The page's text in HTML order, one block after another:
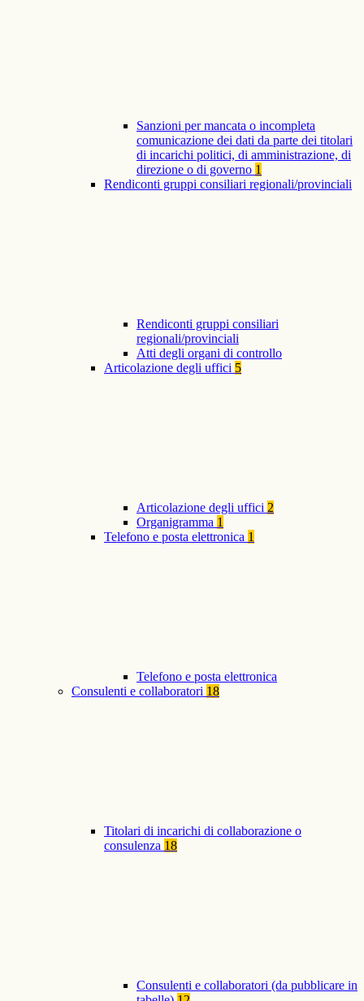
Sanzioni per mancata o incompleta
comunicazione dei dati da parte dei titolari
di incarichi politici, di amministrazione, di
direzione o di governo 1
Rendiconti gruppi consiliari regionali/provinciali
Rendiconti gruppi consiliari
regionali/provinciali
Atti degli organi di controllo
Articolazione degli uffici 5
Articolazione degli uffici 2
Organigramma 1
Telefono e posta elettronica 1
Telefono e posta elettronica
Consulenti e collaboratori 18
Titolari di incarichi di collaborazione o
consulenza 18
Consulenti e collaboratori (da pubblicare in